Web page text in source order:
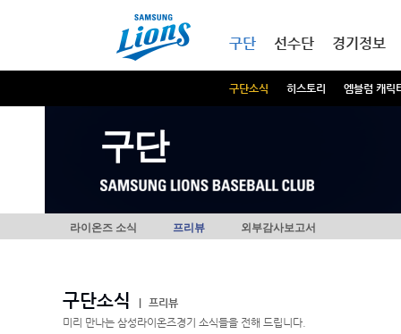
구단
구단소식 히스토리 엠블럼 캐릭
선수단 경기정보
구단
라이온즈 소식 프리뷰 외부감사보고서
구단소식
프리뷰
미리 만나는 삼성라이온즈경기 소식들을 전해 드립니다.